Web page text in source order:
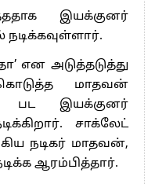
இயக்குனர்
என அடுத்தடுத்து
மாதவன்
பட இயக்குனர்
சாக்லேட்
நடிகர் மாதவன்,
ஆரம்பித்தார்.